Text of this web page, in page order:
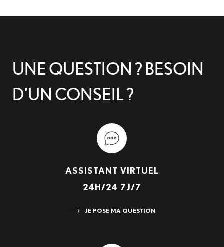
UNE QUESTION ? BESOIN
D'UN CONSEIL ?
ASSISTANT VIRTUEL
24H/24 7J/7
JE POSE MA QUESTION